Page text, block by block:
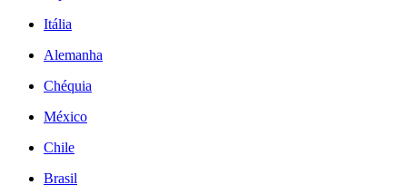
Itália
Alemanha
Chéquia
México
Chile
Brasil